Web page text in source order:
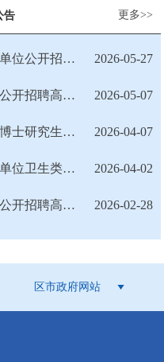
告 更多>>
2026年烟台市体育局所属事业单位公开招聘工作人员公告 2026-05-27
2026年烟台市海洋经济研究院公开招聘高层次人才公告 2026-05-07
2026年烟台市委党校公开招聘博士研究生公告 2026-04-07
2026年烟台市总工会所属事业单位卫生类岗位公开招聘工作人员公告 2026-04-02
2026年烟台汽车工程职业学院公开招聘高层次人才公告 2026-02-28
区市政府网站